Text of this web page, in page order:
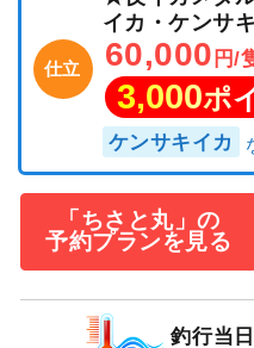
仕立
イカ・ケンサ
60,000 円/
3,000ポ
ケンサキイカ
「ちさと丸」の
予約プランを見る
釣行当